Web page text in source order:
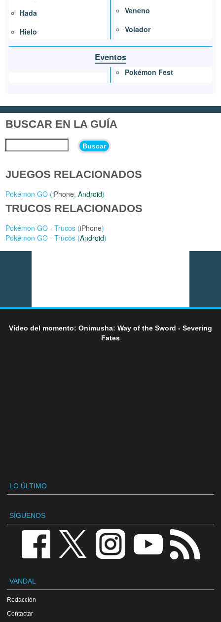
Hada
Hielo
Veneno
Volador
Eventos
Pokémon Fest
BUSCAR EN LA GUÍA
Buscar
JUEGOS RELACIONADOS
Pokémon GO (iPhone,Android)
TRUCOS RELACIONADOS
Pokémon GO - Trucos (iPhone)
Pokémon GO - Trucos (Android)
Vídeo del momento: Onimusha: Way of the Sword - Severing
Fates
LO ÚLTIMO
SÍGUENOS
VANDAL
Redacción
Contactar